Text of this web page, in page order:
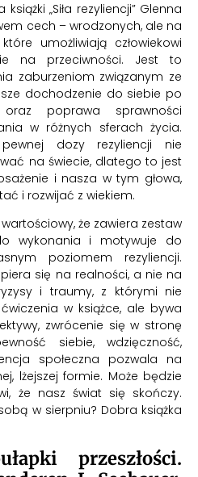
„Siła rezyliencji” Glenna
cech – wrodzonych, ale na
umożliwiają człowiekowi
na przeciwności. Jest to
zaburzeniom związanym ze
dochodzenie do siebie po
poprawa sprawności
w różnych sferach życia.
dozy rezyliencji nie
na świecie, dlatego to jest
i nasza w tym głowa,
i rozwijać z wiekiem.
że zawiera zestaw
wykonania i motywuje do
poziomem rezyliencji.
się na realności, a nie na
i traumy, z którymi nie
w książce, ale bywa
zwrócenie się w stronę
siebie, wdzięczność,
społeczna pozwala na
lżejszej formie. Może będzie
że nasz świat się skończy.
w sierpniu? Dobra książka
przeszłości.